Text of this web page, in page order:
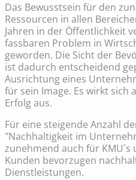
Das Bewusstsein für den
Ressourcen in allen
Jahren in der Öffentlichkeit
fassbaren Problem in
geworden. Die Sicht der
ist dadurch entscheidend
Ausrichtung eines
für sein Image. Es wirkt sich
Erfolg aus.
Für eine steigende Anzahl
"Nachhaltigkeit im
zunehmend auch für KMU´s
Kunden bevorzugen
Dienstleistungen.